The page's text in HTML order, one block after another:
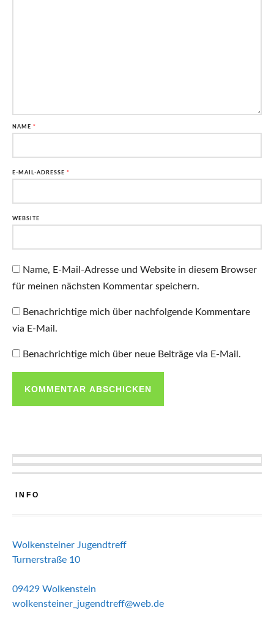
NAME *
E-MAIL-ADRESSE *
WEBSITE
Name, E-Mail-Adresse und Website in diesem Browser
für meinen nächsten Kommentar speichern.
Benachrichtige mich über nachfolgende Kommentare
via E-Mail.
Benachrichtige mich über neue Beiträge via E-Mail.
INFO
Wolkensteiner Jugendtreff
Turnerstraße 10
09429 Wolkenstein
wolkensteiner_jugendtreff@web.de